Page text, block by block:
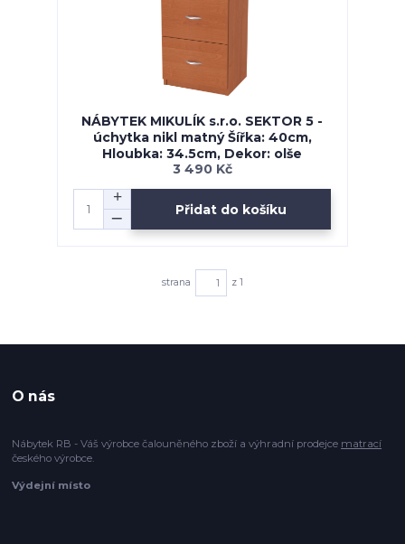
NÁBYTEK MIKULÍK s.r.o. SEKTOR 5 -
úchytka nikl matný Šířka: 40cm,
Hloubka: 34.5cm, Dekor: olše
3 490 Kč
Přidat do košíku
strana z 1
O nás
Nábytek RB - Váš výrobce čalouněného zboží a výhradní prodejce matrací
českého výrobce.
Výdejní místo